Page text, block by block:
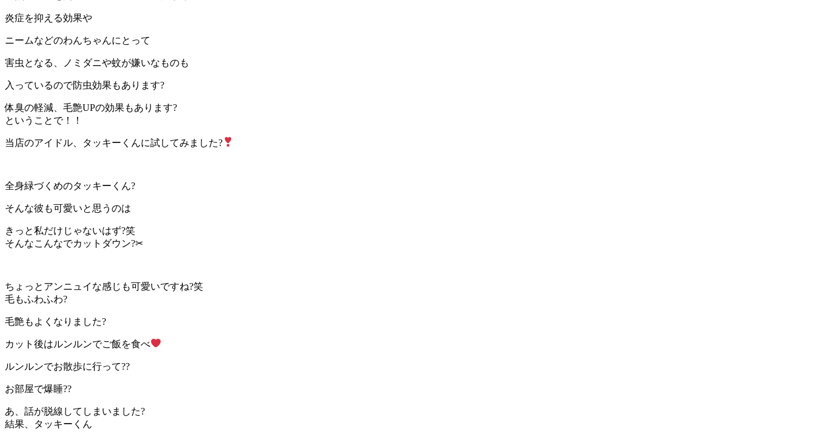
炎症を抑える効果や
ニームなどのわんちゃんにとって
害虫となる、ノミダニや蚊が嫌いなものも
入っているので防虫効果もあります?
体臭の軽減、毛艶UPの効果もあります?
ということで！！
当店のアイドル、タッキーくんに試してみました?
全身緑づくめのタッキーくん?
そんな彼も可愛いと思うのは
きっと私だけじゃないはず?笑
そんなこんなでカットダウン?✂︎
ちょっとアンニュイな感じも可愛いですね?笑
毛もふわふわ?
毛艶もよくなりました?
カット後はルンルンでご飯を食べ
ルンルンでお散歩に行って??
お部屋で爆睡??
あ、話が脱線してしまいました?
結果、タッキーくん